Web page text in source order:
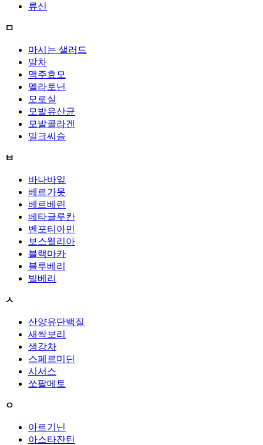
류신
ㅁ
마시는 샐러드
말차
맥주효모
멜라토닌
모로실
모발유산균
모발콜라겐
밀크씨슬
ㅂ
바나바잎
베르가못
베르베린
베타글루칸
벤포티아민
보스웰리아
블랙마카
블루베리
빌베리
ㅅ
산양유단백질
새싹보리
생강차
스페르미딘
시서스
쏘팔메토
ㅇ
아르기닌
아스타잔틴